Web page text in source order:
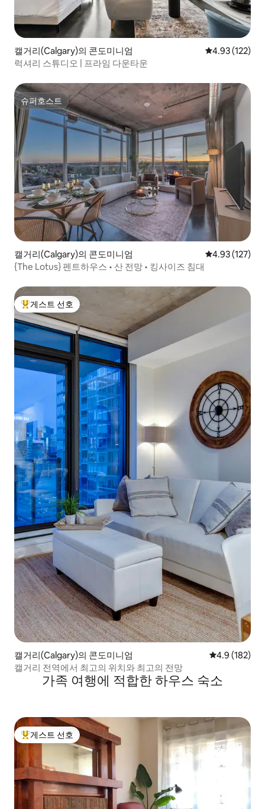
캘거리(Calgary)의 콘도미니엄 평점 4.93점(5
4.93 (122)
럭셔리 스튜디오 | 프라임 다운타운
슈퍼호스트
슈퍼호스트
캘거리(Calgary)의 콘도미니엄 평점 4.93점(5
4.93 (127)
{The Lotus} 펜트하우스 • 산 전망 • 킹사이즈 침대
상위 게스트 선호
게스트 선호
캘거리(Calgary)의 콘도미니엄 평점 4.9점(5
4.9 (182)
캘거리 전역에서 최고의 위치와 최고의 전망
가족 여행에 적합한 하우스 숙소
상위 게스트 선호
게스트 선호